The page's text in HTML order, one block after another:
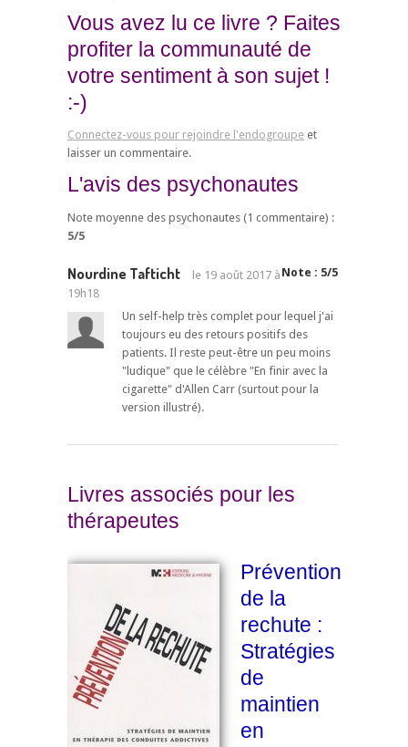
Vous avez lu ce livre ? Faites
profiter la communauté de
votre sentiment à son sujet !
:-)
Connectez-vous pour rejoindre l'endogroupe et
laisser un commentaire.
L'avis des psychonautes
Note moyenne des psychonautes (1 commentaire) :
5/5
Note : 5/5
Nourdine Tafticht le 19 août 2017 à
19h18
Un self-help très complet pour lequel j'ai
toujours eu des retours positifs des
patients. Il reste peut-être un peu moins
"ludique" que le célèbre "En finir avec la
cigarette" d'Allen Carr (surtout pour la
version illustré).
Livres associés pour les
thérapeutes
Prévention
de la
rechute :
Stratégies
de
maintien
en